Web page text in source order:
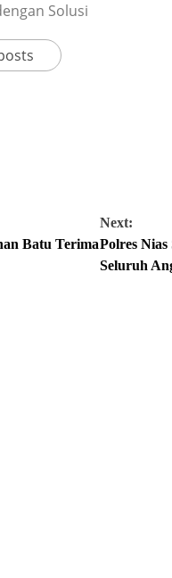
Solusi
Batu Terima
Next:
Polres
Seluruh